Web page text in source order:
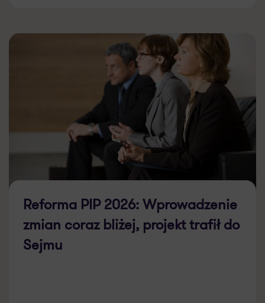
Reforma PIP 2026: Wprowadzenie
zmian coraz bliżej, projekt trafił do
Sejmu